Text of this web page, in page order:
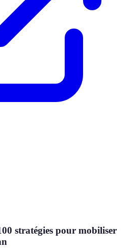
stratégies pour mobiliser